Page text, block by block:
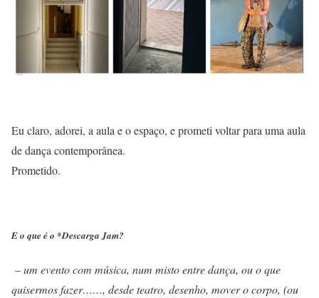
Eu claro, adorei, a aula e o espaço, e prometi voltar para uma aula
de dança contemporânea.
Prometido.
E o que é o *Descarga Jam?
– um evento com música, num misto entre dança, ou o que
quisermos fazer……, desde teatro, desenho, mover o corpo, (ou